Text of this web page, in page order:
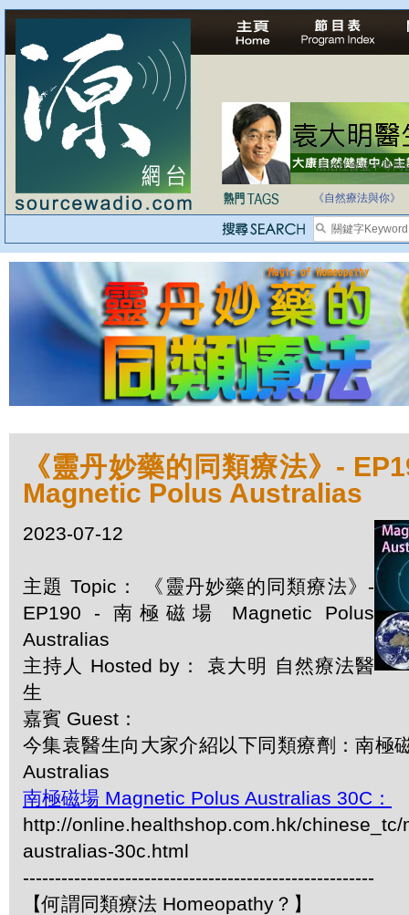
法治社會並不等同
自家教育合法化-
《自然療法與你》
《靈丹妙藥的同類療法》-
Magnetic Polus Australias
2023-07-12
主題 Topic： 《靈丹妙藥的同類療法》-
EP190 - 南極磁場 Magnetic Polus
Australias
主持人 Hosted by： 袁大明 自然療法醫
生
嘉賓 Guest：
今集袁醫生向大家介紹以下同類療劑：南極
Australias
南極磁場 Magnetic Polus Australias 30C：
http://online.healthshop.com.hk/
australias-30c.html
-------------------------------------------------------
【何謂同類療法 Homeopathy？】